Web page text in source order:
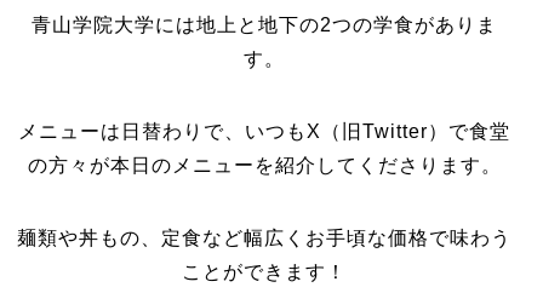
青山学院大学には地上と地下の2つの学食がありま
す。
メニューは日替わりで、いつもX（旧Twitter）で食堂
の方々が本日のメニューを紹介してくださります。
麺類や丼もの、定食など幅広くお手頃な価格で味わう
ことができます！